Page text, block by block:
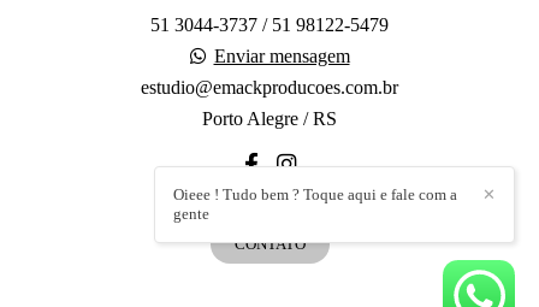
51 3044-3737 / 51 98122-5479
Enviar mensagem
estudio@emackproducoes.com.br
Porto Alegre / RS
CONTATO
✕
Oieee ! Tudo bem ? Toque aqui e fale com a
gente